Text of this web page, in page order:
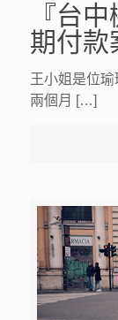
『台
期付款
王小姐是位
兩個月 […]